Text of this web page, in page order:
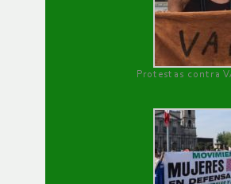
Protestas contra